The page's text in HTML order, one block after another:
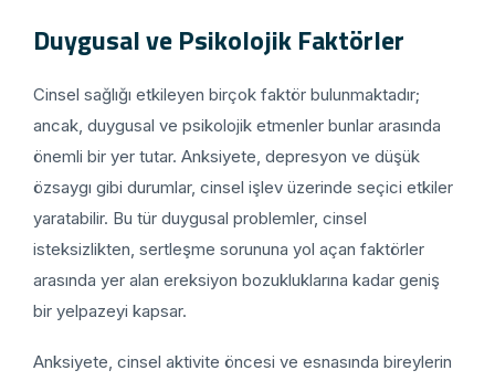
Duygusal ve Psikolojik Faktörler
Cinsel sağlığı etkileyen birçok faktör bulunmaktadır;
ancak, duygusal ve psikolojik etmenler bunlar arasında
önemli bir yer tutar. Anksiyete, depresyon ve düşük
özsaygı gibi durumlar, cinsel işlev üzerinde seçici etkiler
yaratabilir. Bu tür duygusal problemler, cinsel
isteksizlikten, sertleşme sorununa yol açan faktörler
arasında yer alan ereksiyon bozukluklarına kadar geniş
bir yelpazeyi kapsar.
Anksiyete, cinsel aktivite öncesi ve esnasında bireylerin